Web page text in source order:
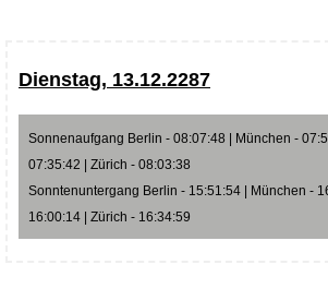
Dienstag, 13.12.2287
Sonnenaufgang Berlin - 08:07:48 | München -
07:35:42 | Zürich - 08:03:38
Sonntenuntergang Berlin - 15:51:54 | München -
16:00:14 | Zürich - 16:34:59